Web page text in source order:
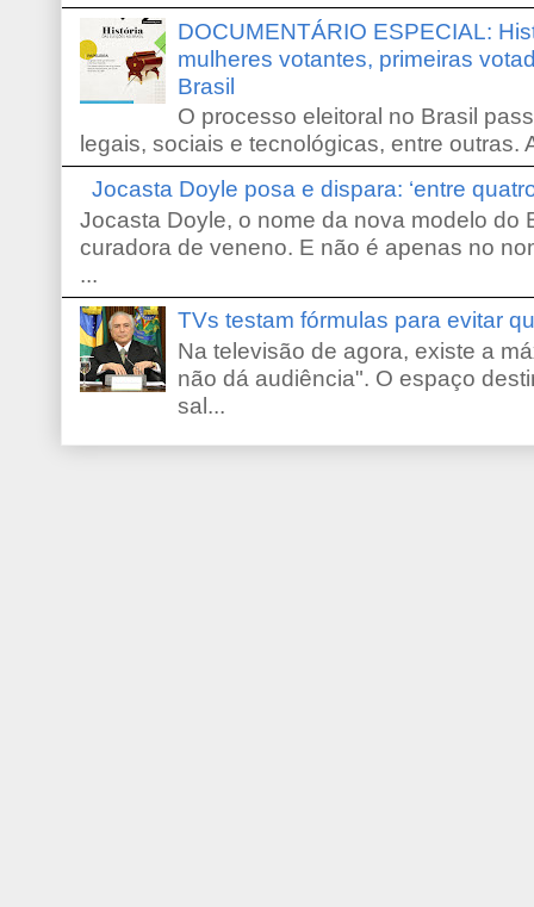
DOCUMENTÁRIO ESPECIAL:
mulheres votantes, primeiras
Brasil
O processo eleitoral no Brasil
legais, sociais e tecnológicas, entre outras.
Jocasta Doyle posa e dispara: ‘entre
Jocasta Doyle, o nome da nova modelo do
curadora de veneno. E não é apenas no
...
TVs testam fórmulas para evitar
Na televisão de agora, existe a
não dá audiência". O espaço
sal...